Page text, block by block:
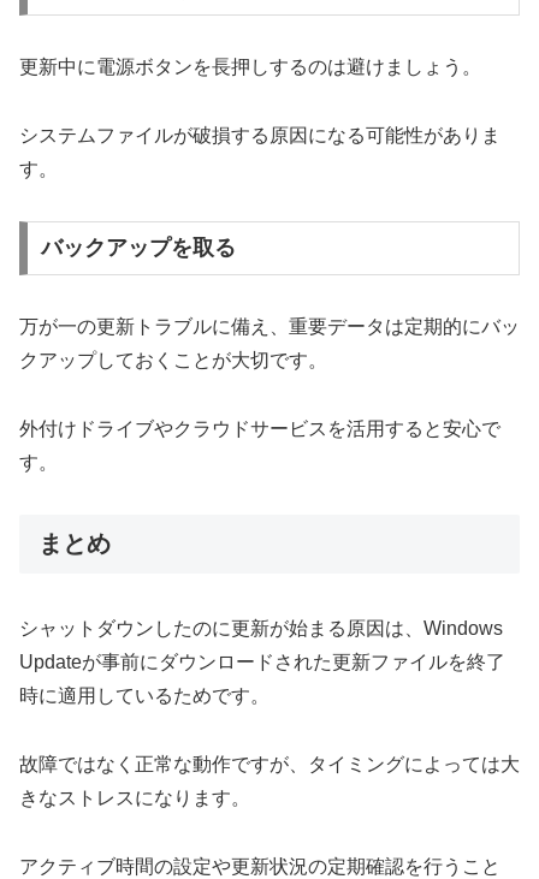
更新中に電源ボタンを長押しするのは避けましょう。
システムファイルが破損する原因になる可能性がありま
す。
バックアップを取る
万が一の更新トラブルに備え、重要データは定期的にバッ
クアップしておくことが大切です。
外付けドライブやクラウドサービスを活用すると安心で
す。
まとめ
シャットダウンしたのに更新が始まる原因は、Windows
Updateが事前にダウンロードされた更新ファイルを終了
時に適用しているためです。
故障ではなく正常な動作ですが、タイミングによっては大
きなストレスになります。
アクティブ時間の設定や更新状況の定期確認を行うこと